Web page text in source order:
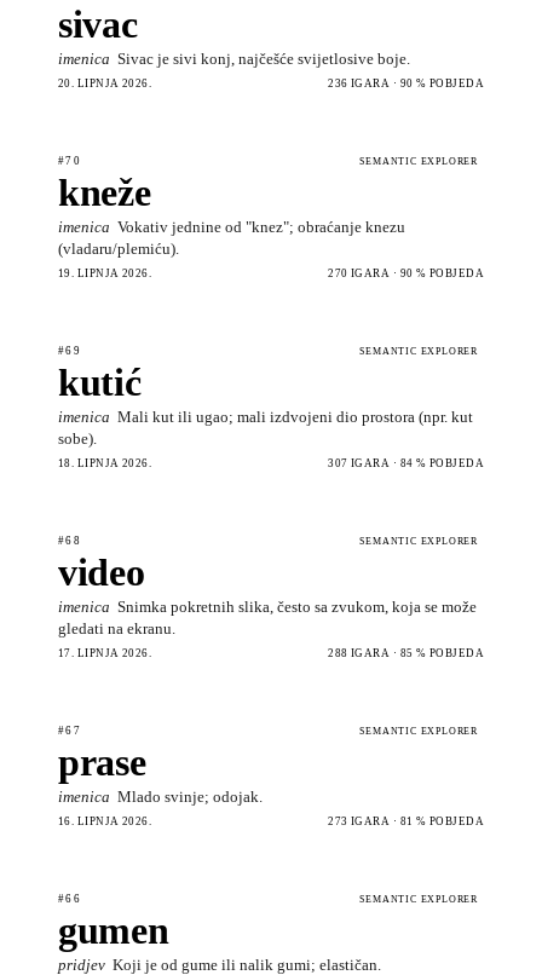
sivac
imenica Sivac je sivi konj, najčešće svijetlosive boje.
20. LIPNJA 2026. 236 IGARA · 90 % POBJEDA
#70 SEMANTIC EXPLORER
kneže
imenica Vokativ jednine od "knez"; obraćanje knezu
(vladaru/plemiću).
19. LIPNJA 2026. 270 IGARA · 90 % POBJEDA
#69 SEMANTIC EXPLORER
kutić
imenica Mali kut ili ugao; mali izdvojeni dio prostora (npr. kut
sobe).
18. LIPNJA 2026. 307 IGARA · 84 % POBJEDA
#68 SEMANTIC EXPLORER
video
imenica Snimka pokretnih slika, često sa zvukom, koja se može
gledati na ekranu.
17. LIPNJA 2026. 288 IGARA · 85 % POBJEDA
#67 SEMANTIC EXPLORER
prase
imenica Mlado svinje; odojak.
16. LIPNJA 2026. 273 IGARA · 81 % POBJEDA
#66 SEMANTIC EXPLORER
gumen
pridjev Koji je od gume ili nalik gumi; elastičan.